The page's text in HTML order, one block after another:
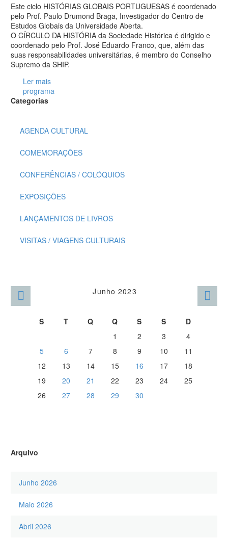
Este ciclo HISTÓRIAS GLOBAIS PORTUGUESAS é coordenado
pelo Prof. Paulo Drumond Braga, Investigador do Centro de
Estudos Globais da Universidade Aberta.
O CÍRCULO DA HISTÓRIA da Sociedade Histórica é dirigido e
coordenado pelo Prof. José Eduardo Franco, que, além das
suas responsabilidades universitárias, é membro do Conselho
Supremo da SHIP.
Ler mais
programa
Categorias
AGENDA CULTURAL
COMEMORAÇÕES
CONFERÊNCIAS / COLÓQUIOS
EXPOSIÇÕES
LANÇAMENTOS DE LIVROS
VISITAS / VIAGENS CULTURAIS
Junho 2023
S T Q Q S S
D
1
2 3
4
5
6 7 8 9 10
11
12
13 14 15 16 17
18
19
20 21 22 23 24
25
26
27 28 29 30
Arquivo
Junho 2026
Maio 2026
Abril 2026